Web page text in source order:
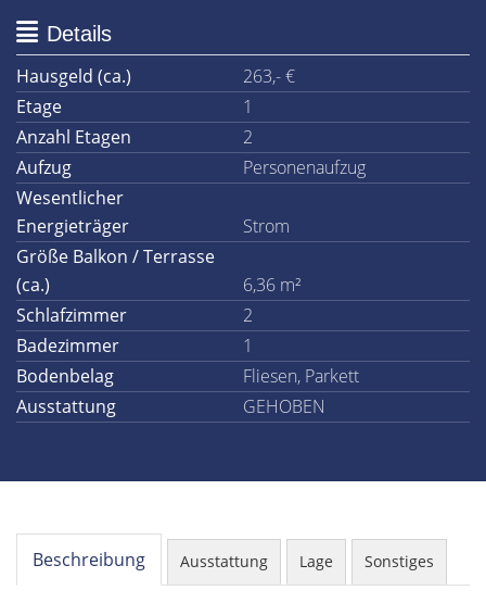
Details
Hausgeld (ca.)
263,- €
Etage
1
Anzahl Etagen
2
Aufzug
Personenaufzug
Wesentlicher
Energieträger
Strom
Größe Balkon / Terrasse
(ca.)
6,36 m²
Schlafzimmer
2
Badezimmer
1
Bodenbelag
Fliesen, Parkett
Ausstattung
GEHOBEN
Beschreibung Ausstattung Lage Sonstiges